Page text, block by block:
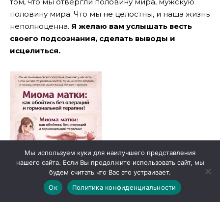
половину мира. Что мы не целостны, и наша жизнь
неполноценна. Я желаю вам услышать весть
своего подсознания, сделать выводы и
исцелиться.
Мы используем куки для наилучшего представления
нашего сайта. Если Вы продолжите использовать сайт, мы
будем считать что Вас это устраивает.
Ок
Политика конфиденциальности